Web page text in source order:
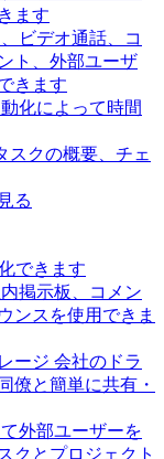
ます
ビデオ通話、コ
ト、外部ユーザ
きます
化によって時間
スクの概要、チェ
る
できます
掲示板、コメン
ンスを使用できま
ージ 会社のドラ
僚と簡単に共有・
外部ユーザーを
クとプロジェクト